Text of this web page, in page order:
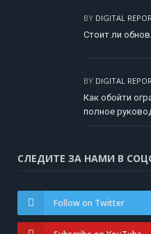
BY DIGITAL
Стоит ли
BY DIGITAL
Как обойти
полное
СЛЕДИТЕ ЗА НАМИ В
Follow on Twitter